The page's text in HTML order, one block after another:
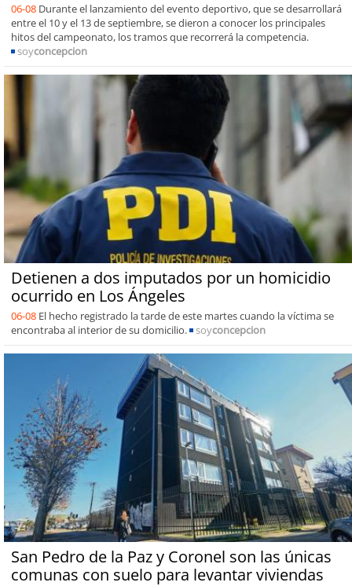
06-08 Durante el lanzamiento del evento deportivo, que se desarrollará
entre el 10 y el 13 de septiembre, se dieron a conocer los principales
hitos del campeonato, los tramos que recorrerá la competencia.
soyconcepcion
Detienen a dos imputados por un homicidio
ocurrido en Los Ángeles
06-08 El hecho registrado la tarde de este martes cuando la víctima se
encontraba al interior de su domicilio.
soyconcepcion
San Pedro de la Paz y Coronel son las únicas
comunas con suelo para levantar viviendas